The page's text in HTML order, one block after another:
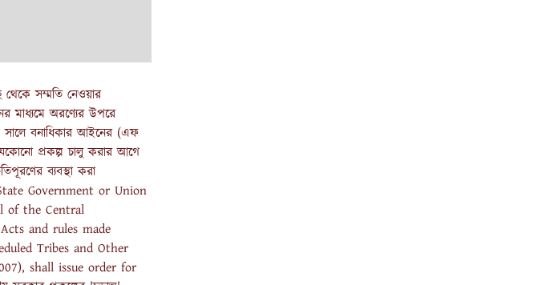
সম্মতি নেওয়ার
মাধ্যমে অরণ্যের উপরে
সালে বনাধিকার আইনের (এফ
প্রকল্প চালু করার আগে
ব্যবস্থা করা
State Government or Union
of the Central
and rules made
Tribes and Other
shall issue order for